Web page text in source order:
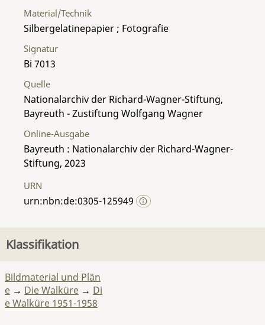
Material/Technik
Silbergelatinepapier ; Fotografie
Signatur
Bi 7013
Quelle
Nationalarchiv der Richard-Wagner-Stiftung,
Bayreuth - Zustiftung Wolfgang Wagner
Online-Ausgabe
Bayreuth : Nationalarchiv der Richard-Wagner-
Stiftung, 2023
URN
urn:nbn:de:0305-125949
Klassifikation
Bildmaterial und Plän
e → Die Walküre → Di
e Walküre 1951-1958